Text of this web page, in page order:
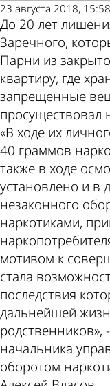
23 августа 2018, 15:58
До 20 лет
Заречного,
Парни из
квартиру, где
запрещенные
просуществовал
«В ходе их
40 граммов
также в ходе
установлено и в
незаконного
наркотиками,
мотивом к
стала
последствия
дальнейшей
родственников»,
начальника
оборотом